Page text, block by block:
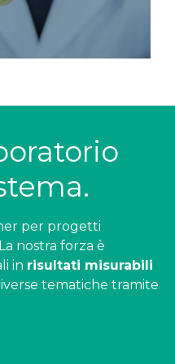
per progetti
nostra forza è
in risultati misurabili
tematiche tramite